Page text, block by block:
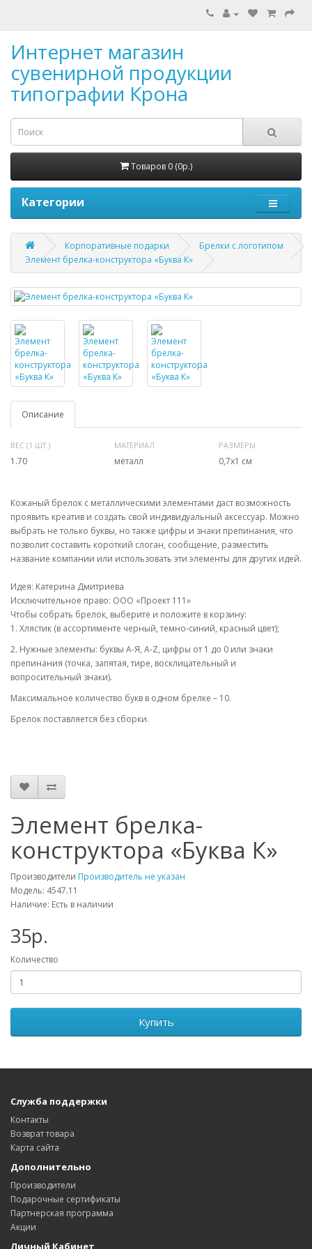
Интернет магазин
сувенирной продукции
типографии Крона
Товаров 0 (0р.)
Категории
Корпоративные подарки
Брелки с логотипом
Элемент брелка-конструктора «Буква К»
Описание
ВЕС (1 ШТ.)
1.70
МАТЕРИАЛ
металл
РАЗМЕРЫ
0,7х1 см
Кожаный брелок с металлическими элементами даст возможность
проявить креатив и создать свой индивидуальный аксессуар. Можно
выбрать не только буквы, но также цифры и знаки препинания, что
позволит составить короткий слоган, сообщение, разместить
название компании или использовать эти элементы для других идей.
Идея: Катерина Дмитриева
Исключительное право: ООО «Проект 111»
Чтобы собрать брелок, выберите и положите в корзину:
1. Хлястик (в ассортименте черный, темно-синий, красный цвет);
2. Нужные элементы: буквы А-Я, A-Z, цифры от 1 до 0 или знаки
препинания (точка, запятая, тире, восклицательный и
вопросительный знаки).
Максимальное количество букв в одном брелке – 10.
Брелок поставляется без сборки.
Элемент брелка-
конструктора «Буква К»
Производители Производитель не указан
Модель: 4547.11
Наличие: Есть в наличии
35р.
Количество
Купить
Служба поддержки
Контакты
Возврат товара
Карта сайта
Дополнительно
Производители
Подарочные сертификаты
Партнерская программа
Акции
Личный Кабинет